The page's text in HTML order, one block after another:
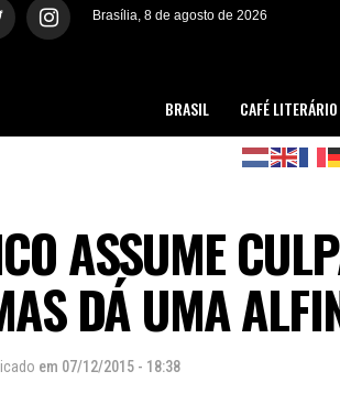
Brasília, 8 de agosto de 2026
BRASIL CAFÉ LITERÁRIO
ASSUME
DÁ UMA
em 07/12/2015 - 18:38